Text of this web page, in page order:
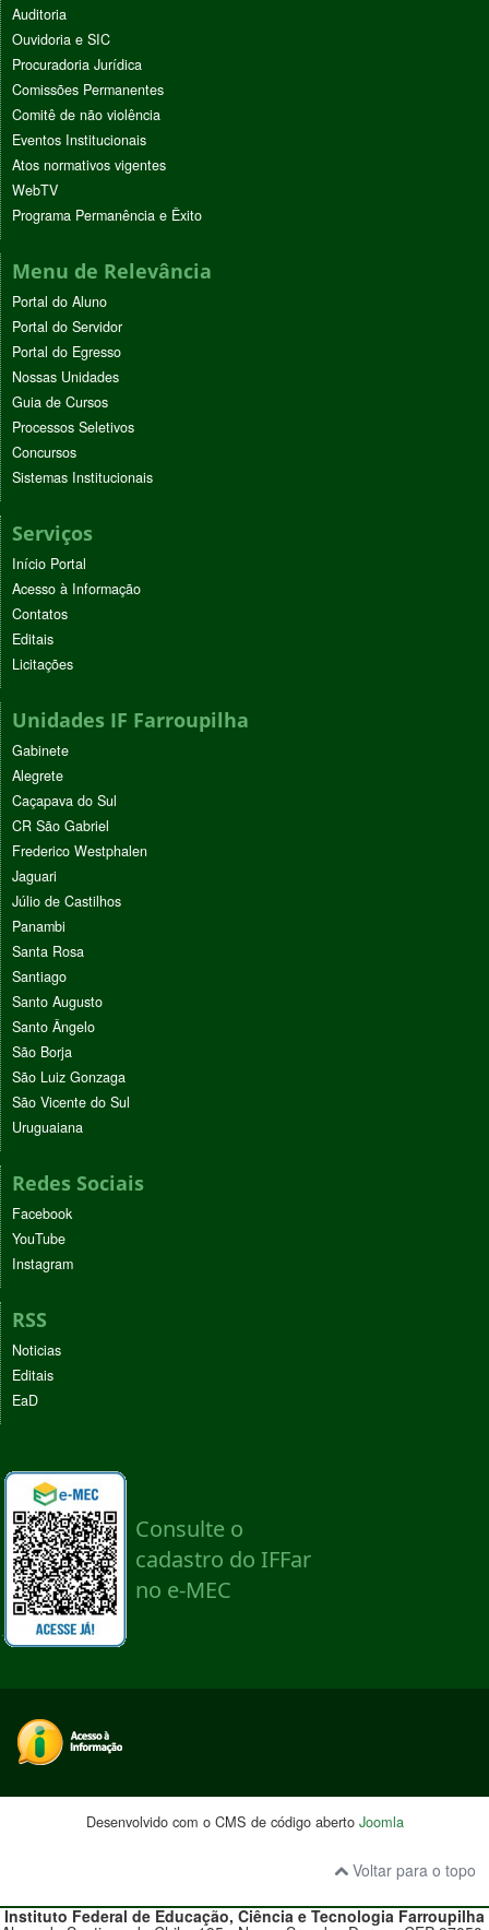
Auditoria
Ouvidoria e SIC
Procuradoria Jurídica
Comissões Permanentes
Comitê de não violência
Eventos Institucionais
Atos normativos vigentes
WebTV
Programa Permanência e Êxito
Menu de Relevância
Portal do Aluno
Portal do Servidor
Portal do Egresso
Nossas Unidades
Guia de Cursos
Processos Seletivos
Concursos
Sistemas Institucionais
Serviços
Início Portal
Acesso à Informação
Contatos
Editais
Licitações
Unidades IF Farroupilha
Gabinete
Alegrete
Caçapava do Sul
CR São Gabriel
Frederico Westphalen
Jaguari
Júlio de Castilhos
Panambi
Santa Rosa
Santiago
Santo Augusto
Santo Ângelo
São Borja
São Luiz Gonzaga
São Vicente do Sul
Uruguaiana
Redes Sociais
Facebook
YouTube
Instagram
RSS
Noticias
Editais
EaD
Desenvolvido com o CMS de código aberto Joomla
Voltar para o topo
Instituto Federal de Educação, Ciência e TecnologiaFarroupilha